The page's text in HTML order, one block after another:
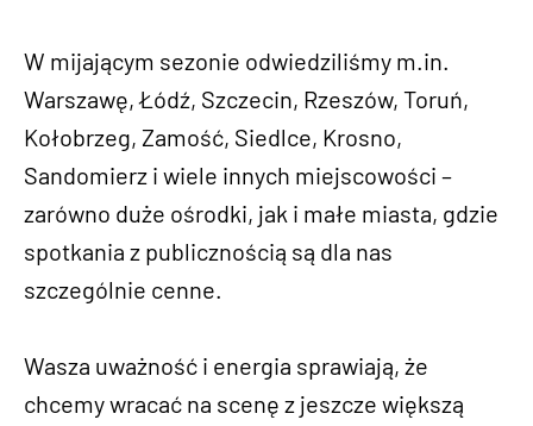
W mijającym sezonie odwiedziliśmy m.in.
Warszawę, Łódź, Szczecin, Rzeszów, Toruń,
Kołobrzeg, Zamość, Siedlce, Krosno,
Sandomierz i wiele innych miejscowości –
zarówno duże ośrodki, jak i małe miasta, gdzie
spotkania z publicznością są dla nas
szczególnie cenne.
Wasza uważność i energia sprawiają, że
chcemy wracać na scenę z jeszcze większą